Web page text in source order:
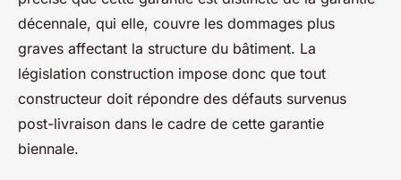
décennale, qui elle, couvre les dommages plus
graves affectant la structure du bâtiment. La
législation construction impose donc que tout
constructeur doit répondre des défauts survenus
post-livraison dans le cadre de cette garantie
biennale.